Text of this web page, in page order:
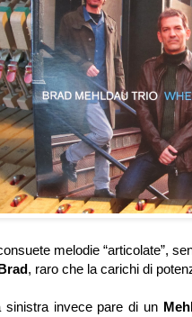
melodie “articolate”,
, raro che la carichi di
sinistra invece pare di un